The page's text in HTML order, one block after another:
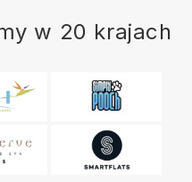
w 20 krajach